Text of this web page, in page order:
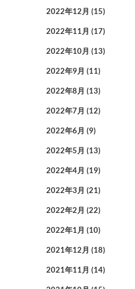
2022年12月 (15)
2022年11月 (17)
2022年10月 (13)
2022年9月 (11)
2022年8月 (13)
2022年7月 (12)
2022年6月 (9)
2022年5月 (13)
2022年4月 (19)
2022年3月 (21)
2022年2月 (22)
2022年1月 (10)
2021年12月 (18)
2021年11月 (14)